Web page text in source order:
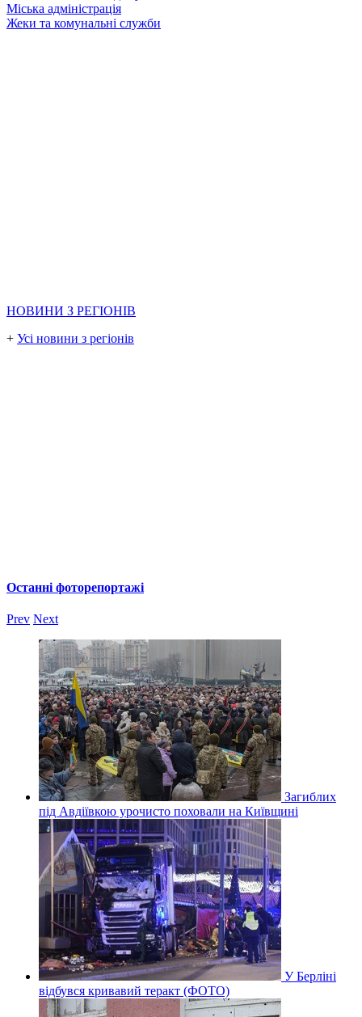
Міська адміністрація
Жеки та комунальні служби
НОВИНИ З РЕГІОНІВ
+ Усі новини з регіонів
Останні фоторепортажі
Prev Next
Загиблих
під Авдіївкою урочисто поховали на Київщині
У Берліні
відбувся кривавий теракт (ФОТО)